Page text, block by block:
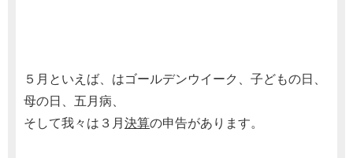
５月といえば、はゴールデンウイーク、子どもの日、
母の日、五月病、
そして我々は３月決算の申告があります。